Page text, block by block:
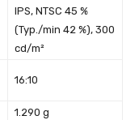
IPS, NTSC 45 %
(Typ./min 42 %), 300
cd/m²
16:10
1.290 g